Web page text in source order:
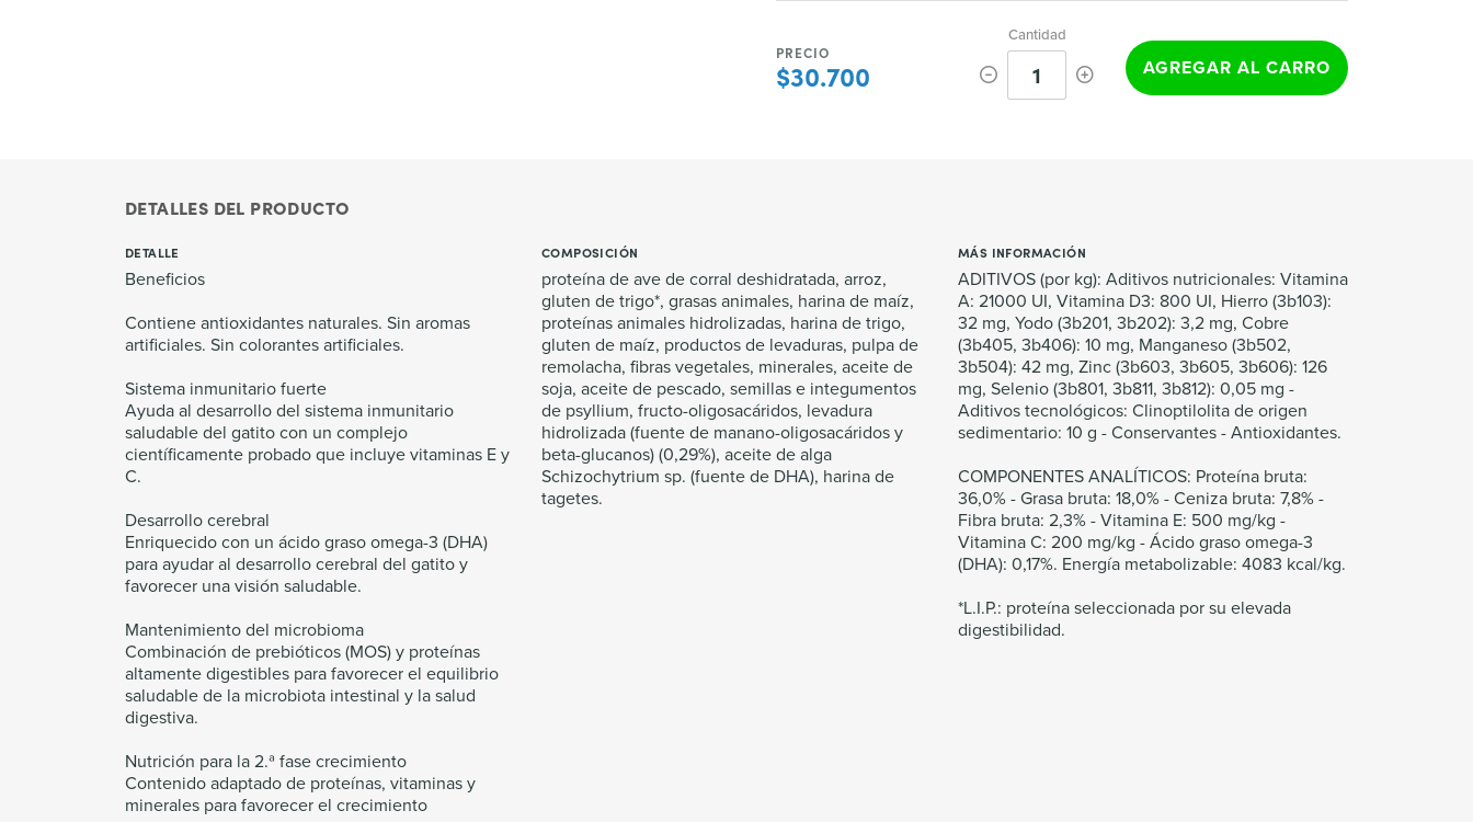
PRECIO
$30.700
Cantidad
1 AGREGAR AL CARRO
DETALLES DEL PRODUCTO
DETALLE
Beneficios
Contiene antioxidantes naturales. Sin aromas
artificiales. Sin colorantes artificiales.
Sistema inmunitario fuerte
Ayuda al desarrollo del sistema inmunitario
saludable del gatito con un complejo
científicamente probado que incluye vitaminas E y
C.
Desarrollo cerebral
Enriquecido con un ácido graso omega-3 (DHA)
para ayudar al desarrollo cerebral del gatito y
favorecer una visión saludable.
Mantenimiento del microbioma
Combinación de prebióticos (MOS) y proteínas
altamente digestibles para favorecer el equilibrio
saludable de la microbiota intestinal y la salud
digestiva.
Nutrición para la 2.ª fase crecimiento
Contenido adaptado de proteínas, vitaminas y
minerales para favorecer el crecimiento
COMPOSICIÓN
proteína de ave de corral deshidratada, arroz,
gluten de trigo*, grasas animales, harina de maíz,
proteínas animales hidrolizadas, harina de trigo,
gluten de maíz, productos de levaduras, pulpa de
remolacha, fibras vegetales, minerales, aceite de
soja, aceite de pescado, semillas e integumentos
de psyllium, fructo-oligosacáridos, levadura
hidrolizada (fuente de manano-oligosacáridos y
beta-glucanos) (0,29%), aceite de alga
Schizochytrium sp. (fuente de DHA), harina de
tagetes.
MÁS INFORMACIÓN
ADITIVOS (por kg): Aditivos nutricionales: Vitamina
A: 21000 UI, Vitamina D3: 800 UI, Hierro (3b103):
32 mg, Yodo (3b201, 3b202): 3,2 mg, Cobre
(3b405, 3b406): 10 mg, Manganeso (3b502,
3b504): 42 mg, Zinc (3b603, 3b605, 3b606): 126
mg, Selenio (3b801, 3b811, 3b812): 0,05 mg -
Aditivos tecnológicos: Clinoptilolita de origen
sedimentario: 10 g - Conservantes - Antioxidantes.
COMPONENTES ANALÍTICOS: Proteína bruta:
36,0% - Grasa bruta: 18,0% - Ceniza bruta: 7,8% -
Fibra bruta: 2,3% - Vitamina E: 500 mg/kg -
Vitamina C: 200 mg/kg - Ácido graso omega-3
(DHA): 0,17%. Energía metabolizable: 4083 kcal/kg.
*L.I.P.: proteína seleccionada por su elevada
digestibilidad.